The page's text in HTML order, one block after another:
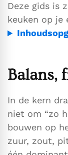
Deze gids is
keuken op je
Balans,
In de kern
niet om “zo
bouwen op
zuur, zout,